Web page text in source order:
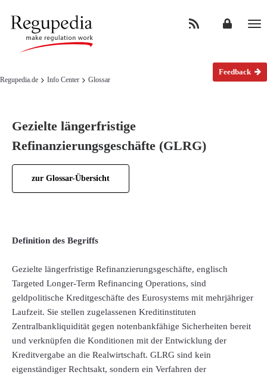
Regupedia.de Info Center Glossar
Feedback
Gezielte längerfristige
Refinanzierungsgeschäfte (GLRG)
zur Glossar-Übersicht
Definition des Begriffs
Gezielte längerfristige Refinanzierungsgeschäfte, englisch
Targeted Longer-Term Refinancing Operations, sind
geldpolitische Kreditgeschäfte des Eurosystems mit mehrjähriger
Laufzeit. Sie stellen zugelassenen Kreditinstituten
Zentralbankliquidität gegen notenbankfähige Sicherheiten bereit
und verknüpfen die Konditionen mit der Entwicklung der
Kreditvergabe an die Realwirtschaft. GLRG sind kein
eigenständiger Rechtsakt, sondern ein Verfahren der